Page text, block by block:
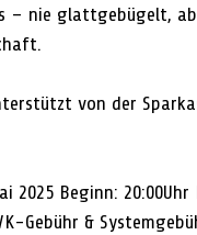
– nie glattgebügelt,
von der
2025 Beginn: 20:00Uhr
Gebühr &